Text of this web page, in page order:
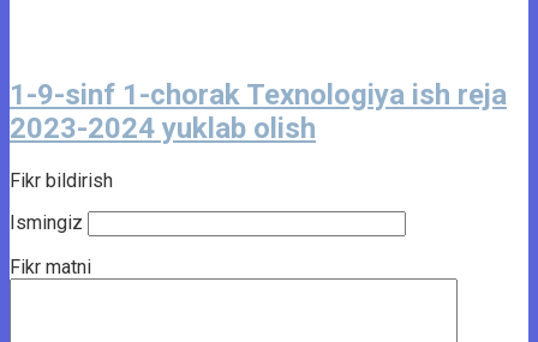
1-9-sinf 1-chorak Texnologiya ish reja
2023-2024 yuklab olish
Fikr bildirish
Ismingiz
Fikr matni